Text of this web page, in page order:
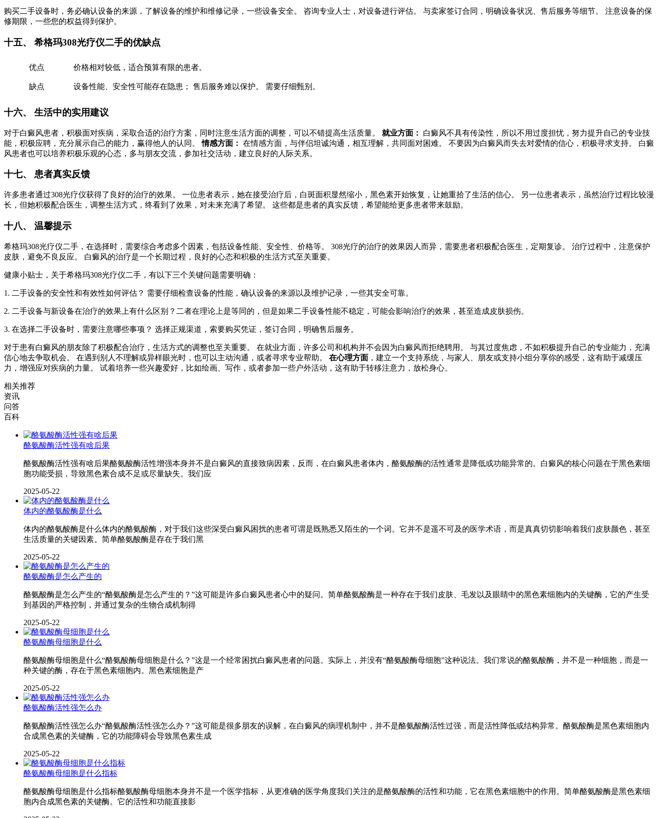
购买二手设备时，务必确认设备的来源，了解设备的维护和维修记录，一些设备安全。 咨询专业人士，对设备进行评估。 与卖家签订合同，明确设备状况、售后服务等细节。 注意设备的保
修期限，一些您的权益得到保护。
十五、 希格玛308光疗仪二手的优缺点
优点 价格相对较低，适合预算有限的患者。
缺点 设备性能、安全性可能存在隐患； 售后服务难以保护。 需要仔细甄别。
十六、 生活中的实用建议
对于白癜风患者，积极面对疾病，采取合适的治疗方案，同时注意生活方面的调整，可以不错提高生活质量。 就业方面：
白癜风不具有传染性，所以不用过度担忧，努力提升自己的专业技
能，积极应聘，充分展示自己的能力，赢得他人的认同。情感方面： 在情感方面，与伴侣坦诚沟通，相互理解，共同面对困难。 不要因为白癜风而失去对爱情的信心，积极寻求支持。 白癜
风患者也可以培养积极乐观的心态，多与朋友交流，参加社交活动，建立良好的人际关系。
十七、 患者真实反馈
许多患者通过308光疗仪获得了良好的治疗的效果。 一位患者表示，她在接受治疗后，白斑面积显然缩小，黑色素开始恢复，让她重拾了生活的信心。 另一位患者表示，虽然治疗过程比较漫
长，但她积极配合医生，调整生活方式，终看到了效果，对未来充满了希望。 这些都是患者的真实反馈，希望能给更多患者带来鼓励。
十八、 温馨提示
希格玛308光疗仪二手，在选择时，需要综合考虑多个因素，包括设备性能、安全性、价格等。 308光疗的治疗的效果因人而异，需要患者积极配合医生，定期复诊。 治疗过程中，注意保护
皮肤，避免不良反应。 白癜风的治疗是一个长期过程，良好的心态和积极的生活方式至关重要。
健康小贴士，关于希格玛308光疗仪二手，有以下三个关键问题需要明确：
1. 二手设备的安全性和有效性如何评估？ 需要仔细检查设备的性能，确认设备的来源以及维护记录，一些其安全可靠。
2. 二手设备与新设备在治疗的效果上有什么区别？二者在理论上是等同的，但是如果二手设备性能不稳定，可能会影响治疗的效果，甚至造成皮肤损伤。
3. 在选择二手设备时，需要注意哪些事项？ 选择正规渠道，索要购买凭证，签订合同，明确售后服务。
对于患有白癜风的朋友除了积极配合治疗，生活方式的调整也至关重要。 在就业方面，许多公司和机构并不会因为白癜风而拒绝聘用。 与其过度焦虑，不如积极提升自己的专业能力，充满
信心地去争取机会。 在遇到别人不理解或异样眼光时，也可以主动沟通，或者寻求专业帮助。 在心理方面 ，建立一个支持系统，与家人、朋友或支持小组分享你的感受，这有助于减缓压
力，增强应对疾病的力量。 试着培养一些兴趣爱好，比如绘画、写作，或者参加一些户外活动，这有助于转移注意力，放松身心。
相关推荐
资讯
问答
百科
酪氨酸酶活性强有啥后果
酪氨酸酶活性强有啥后果酪氨酸酶活性增强本身并不是白癜风的直接致病因素，反而，在白癜风患者体内，酪氨酸酶的活性通常是降低或功能异常的。白癜风的核心问题在于黑色素细
胞功能受损，导致黑色素合成不足或尽量缺失。我们应
2025-05-22
体内的酪氨酸酶是什么
体内的酪氨酸酶是什么体内的酪氨酸酶，对于我们这些深受白癜风困扰的患者可谓是既熟悉又陌生的一个词。它并不是遥不可及的医学术语，而是真真切切影响着我们皮肤颜色，甚至
生活质量的关键因素。简单酪氨酸酶是存在于我们黑
2025-05-22
酪氨酸酶是怎么产生的
酪氨酸酶是怎么产生的“酪氨酸酶是怎么产生的？”这可能是许多白癜风患者心中的疑问。简单酪氨酸酶是一种存在于我们皮肤、毛发以及眼睛中的黑色素细胞内的关键酶，它的产生受
到基因的严格控制，并通过复杂的生物合成机制得
2025-05-22
酪氨酸酶母细胞是什么
酪氨酸酶母细胞是什么“酪氨酸酶母细胞是什么？”这是一个经常困扰白癜风患者的问题。实际上，并没有“酪氨酸酶母细胞”这种说法。我们常说的酪氨酸酶，并不是一种细胞，而是一
种关键的酶，存在于黑色素细胞内。黑色素细胞是产
2025-05-22
酪氨酸酶活性强怎么办
酪氨酸酶活性强怎么办“酪氨酸酶活性强怎么办？”这可能是很多朋友的误解，在白癜风的病理机制中，并不是酪氨酸酶活性过强，而是活性降低或结构异常。酪氨酸酶是黑色素细胞内
合成黑色素的关键酶，它的功能障碍会导致黑色素生成
2025-05-22
酪氨酸酶母细胞是什么指标
酪氨酸酶母细胞是什么指标酪氨酸酶母细胞本身并不是一个医学指标，从更准确的医学角度我们关注的是酪氨酸酶的活性和功能，它在黑色素细胞中的作用。简单酪氨酸酶是黑色素细
胞内合成黑色素的关键酶。它的活性和功能直接影